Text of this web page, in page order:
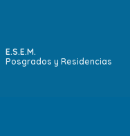
E.S.E.M.
Posgrados y Residencias